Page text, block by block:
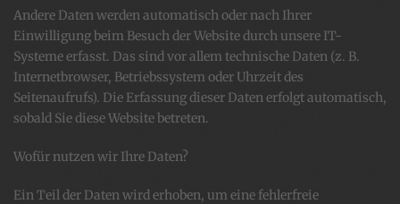
Andere Daten werden automatisch oder nach Ihrer
Einwilligung beim Besuch der Website durch unsere IT-
Systeme erfasst. Das sind vor allem technische Daten (z. B.
Internetbrowser, Betriebssystem oder Uhrzeit des
Seitenaufrufs). Die Erfassung dieser Daten erfolgt automatisch,
sobald Sie diese Website betreten.
Wofür nutzen wir Ihre Daten?
Ein Teil der Daten wird erhoben, um eine fehlerfreie